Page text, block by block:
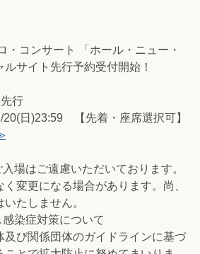
・コンサート 「ホール・ニュー・
サイト先行予約受付開始！
先行
20(日)23:59 【先着・座席選択可】
場はご遠慮いただいております。
変更になる場合があります。尚、
たしません。
染症対策について
及び関係団体のガイドラインに基づ